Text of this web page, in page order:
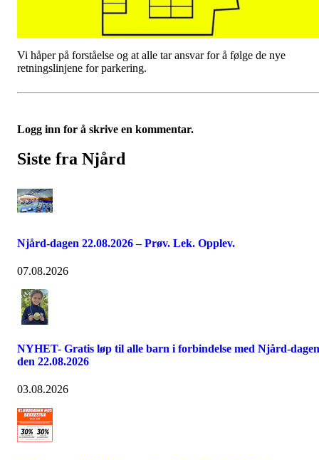
Vi håper på forståelse og at alle tar ansvar for å følge de nye
retningslinjene for parkering.
Logg inn for å skrive en kommentar.
Siste fra Njård
Njård-dagen 22.08.2026 – Prøv. Lek. Opplev.
07.08.2026
NYHET- Gratis løp til alle barn i forbindelse med Njård-dagen
den 22.08.2026
03.08.2026